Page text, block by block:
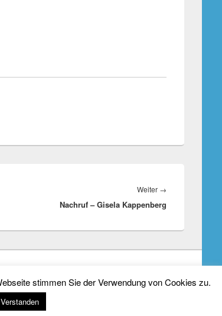
Weiter →
Nachruf – Gisela Kappenberg
Theme: Catch Box byCatch Themes
stimmen Sie der Verwendung von Cookies zu.
Verstanden